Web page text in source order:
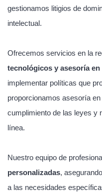
gestionamos litigios de
intelectual.
Ofrecemos servicios en la
tecnológicos y asesoría
implementar políticas que
proporcionamos asesoría
cumplimiento de las leyes y
línea.
Nuestro equipo de
personalizadas,
a las necesidades